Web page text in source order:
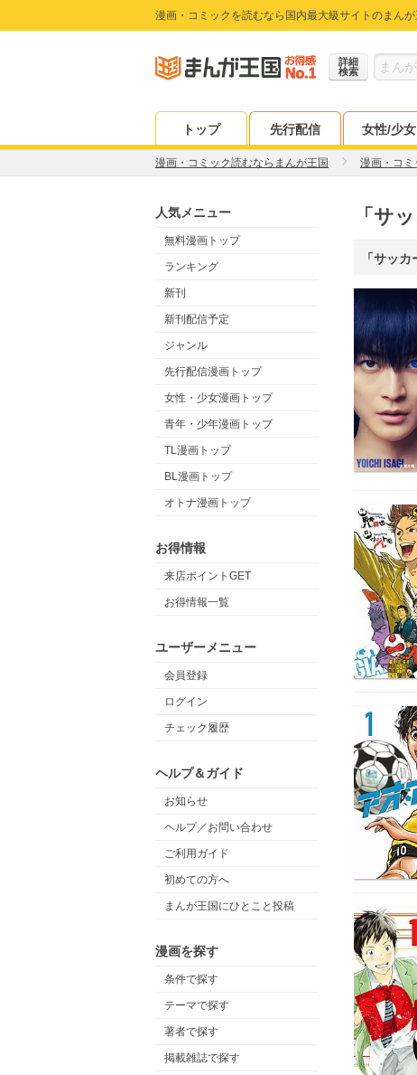
漫画・コミックを読むなら国内最大級サイトのまんが
詳細
検索
トップ 先行配信 女性/少女
漫画・コミック読むならまんが王国 漫画・コミ
人気メニュー
無料漫画トップ
ランキング
新刊
新刊配信予定
ジャンル
先行配信漫画トップ
女性・少女漫画トップ
青年・少年漫画トップ
TL漫画トップ
BL漫画トップ
オトナ漫画トップ
お得情報
来店ポイントGET
お得情報一覧
ユーザーメニュー
会員登録
ログイン
チェック履歴
ヘルプ＆ガイド
お知らせ
ヘルプ／お問い合わせ
ご利用ガイド
初めての方へ
まんが王国にひとこと投稿
漫画を探す
条件で探す
テーマで探す
著者で探す
掲載雑誌で探す
「サ
「サッカ